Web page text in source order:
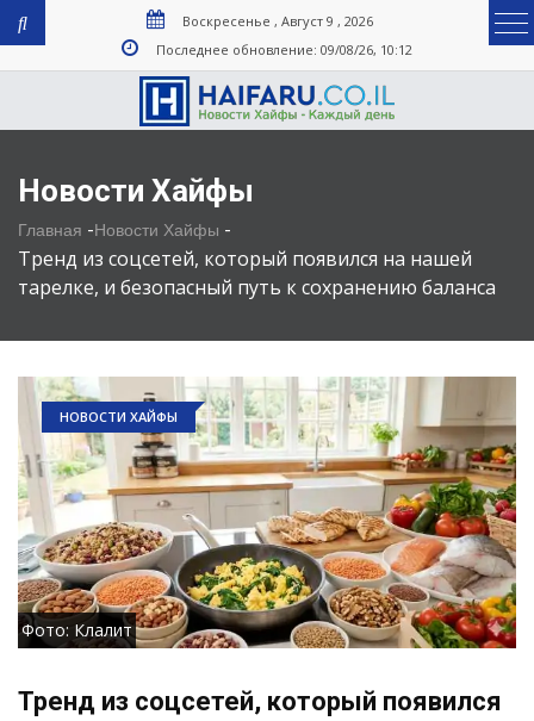
Воскресенье , Август 9 , 2026
Последнее обновление: 09/08/26, 10:12
Новости Хайфы
Главная -Новости Хайфы -
Тренд из соцсетей, который появился на нашей
тарелке, и безопасный путь к сохранению баланса
НОВОСТИ ХАЙФЫ
Фото: Клалит
Тренд из соцсетей, который появился